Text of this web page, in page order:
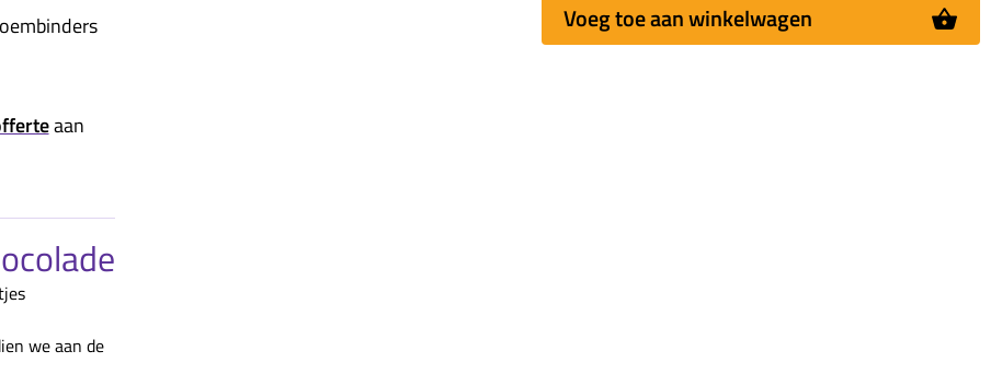
aan
we aan de
Voeg toe aan winkelwagen